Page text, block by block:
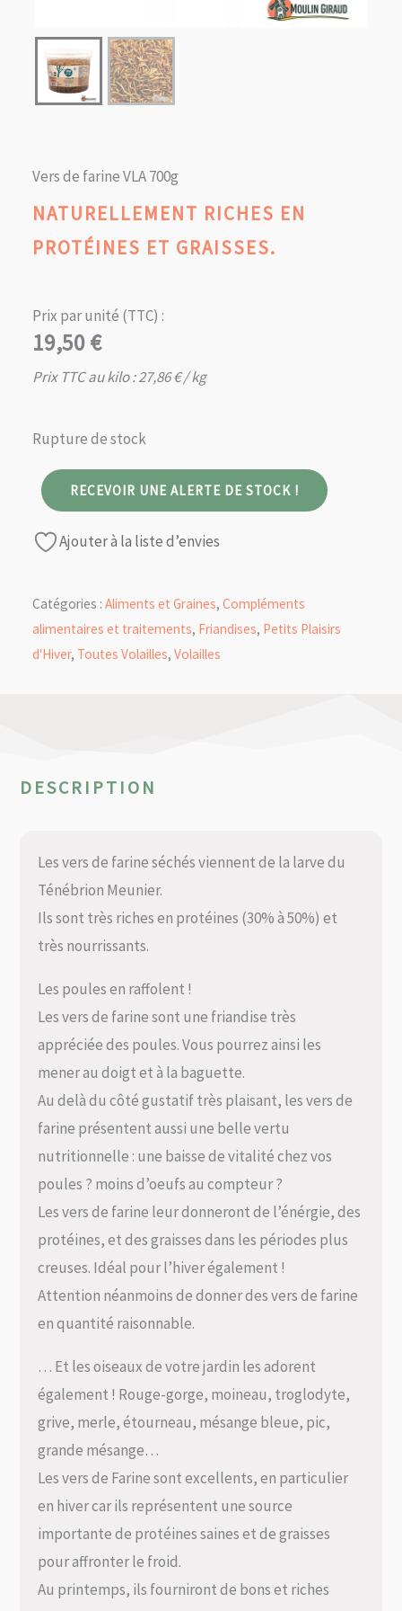
Vers de farine VLA 700g
NATURELLEMENT RICHES EN
PROTÉINES ET GRAISSES.
Prix par unité (TTC) :
19,50€
Prix TTC au kilo :27,86€/ kg
Rupture de stock
RECEVOIR UNE ALERTE DE STOCK !
Ajouter à la liste d’envies
Catégories : Aliments et Graines, Compléments
alimentaires et traitements, Friandises, Petits Plaisirs
d'Hiver, Toutes Volailles, Volailles
DESCRIPTION
Les vers de farine séchés viennent de la larve du
Ténébrion Meunier.
Ils sont très riches en protéines (30% à 50%) et
très nourrissants.
Les poules en raffolent !
Les vers de farine sont une friandise très
appréciée des poules. Vous pourrez ainsi les
mener au doigt et à la baguette.
Au delà du côté gustatif très plaisant, les vers de
farine présentent aussi une belle vertu
nutritionnelle : une baisse de vitalité chez vos
poules ? moins d’oeufs au compteur ?
Les vers de farine leur donneront de l’énérgie, des
protéines, et des graisses dans les périodes plus
creuses. Idéal pour l’hiver également !
Attention néanmoins de donner des vers de farine
en quantité raisonnable.
… Et les oiseaux de votre jardin les adorent
également ! Rouge-gorge, moineau, troglodyte,
grive, merle, étourneau, mésange bleue, pic,
grande mésange…
Les vers de Farine sont excellents, en particulier
en hiver car ils représentent une source
importante de protéines saines et de graisses
pour affronter le froid.
Au printemps, ils fourniront de bons et riches